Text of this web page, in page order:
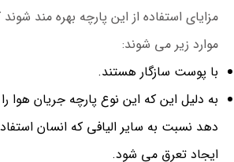
مزایای استفاده از این پارچه بهره مند
موارد زیر می شوند:
با پوست سازگار هستند.
به دلیل این که این نوع پارچه جریان هوا
دهد نسبت به سایر الیافی که انسان
ایجاد تعرق می شود.